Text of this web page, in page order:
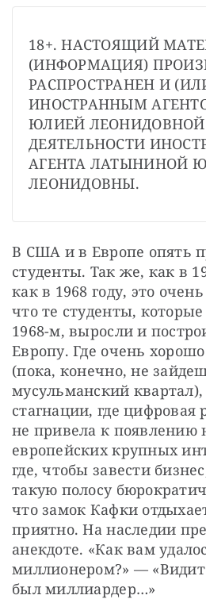
18+. НАСТОЯЩИЙ
(ИНФОРМАЦИЯ)
РАСПРОСТРАНЕН И
ИНОСТРАННЫМ
ЮЛИЕЙ ЛЕОНИДОВНОЙ
ДЕЯТЕЛЬНОСТИ
АГЕНТА ЛАТЫНИНОЙ
ЛЕОНИДОВНЫ.
В США и в Европе опять
студенты. Так же, как в
как в 1968 году, это
что те студенты,
1968-м, выросли и
Европу. Где очень
(пока, конечно, не
мусульманский
стагнации, где
не привела к появлению
европейских крупных
где, чтобы завести
такую полосу
что замок Кафки
приятно. На наследии
анекдоте. «Как вам
миллионером?» —
был миллиардер…»